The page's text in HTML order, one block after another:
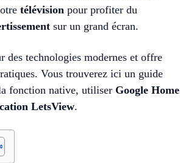
télévision pour profiter du
sur un grand écran.
des technologies modernes et offre
Vous trouverez ici un guide
fonction native, utiliser Google Home
LetsView.